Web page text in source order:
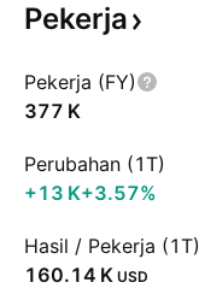
Pekerja
Pekerja (FY)
‪377 K‬
Perubahan (1T)
‪+13 K‬+3.57%
Hasil / Pekerja (1T)
‪160.14 K‬ USD